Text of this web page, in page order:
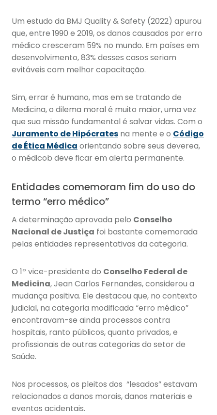
Um estudo da BMJ Quality & Safety (2022) apurou
que, entre 1990 e 2019, os danos causados por erro
médico cresceram 59% no mundo. Em países em
desenvolvimento, 83% desses casos seriam
evitáveis com melhor capacitação.
Sim, errar é humano, mas em se tratando de
Medicina, o dilema moral é muito maior, uma vez
que sua missão fundamental é salvar vidas. Com o
Juramento de Hipócrates na mente e o Código
de Ética Médica orientando sobre seus deverea,
o médicob deve ficar em alerta permanente.
Entidades comemoram fim do uso do
termo “erro médico”
A determinação aprovada pelo Conselho
Nacional de Justiça foi bastante comemorada
pelas entidades representativas da categoria.
O 1º vice-presidente do Conselho Federal de
Medicina, Jean Carlos Fernandes, considerou a
mudança positiva. Ele destacou que, no contexto
judicial, na categoria modificada “erro médico”
encontravam-se ainda processos contra
hospitais, ranto públicos, quanto privados, e
profissionais de outras categorias do setor de
Saúde.
Nos processos, os pleitos dos “lesados” estavam
relacionados a danos morais, danos materiais e
eventos acidentais.